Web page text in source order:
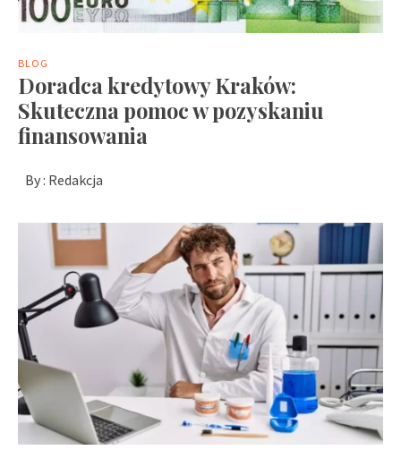
BLOG
Doradca kredytowy Kraków:
Skuteczna pomoc w pozyskaniu
finansowania
By : Redakcja